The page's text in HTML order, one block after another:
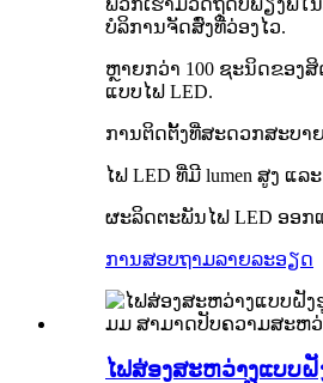
ບໍລິການຈັດສົ່ງທີ່ວ່ອງໄວ.
ຫຼາຍກວ່າ 100 ຊະນິດຂອງ
ແບບໄຟ LED.
ການຕິດຕັ້ງທີ່ສະດວກສະບາ
ໄຟ LED ທີ່ມີ lumen ສູງ ແລ
ຜະລິດຕະພັນໄຟ LED ອອກ
ການສອບຖາມລາຍລະອຽດ
ໄຟສ່ອງສະຫວ່າງແບບ